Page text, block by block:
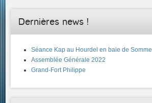
Dernières news !
Séance Kap au Hourdel en baie de Somme
Assemblée Générale 2022
Grand-Fort Philippe